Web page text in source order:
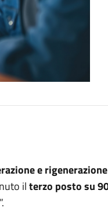
e
ilterzo posto su